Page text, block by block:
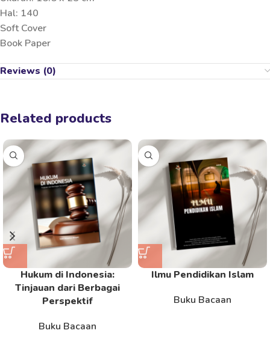
Hal: 140
Soft Cover
Book Paper
Reviews (0)
Related products
Hukum di Indonesia:
Tinjauan dari Berbagai
Perspektif
Buku Bacaan
Ilmu Pendidikan Islam
Buku Bacaan